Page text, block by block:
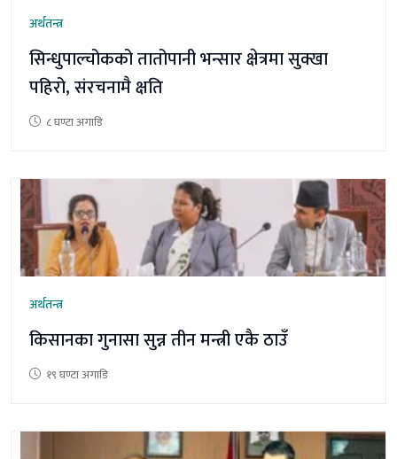
अर्थतन्त्र
सिन्धुपाल्चोकको तातोपानी भन्सार क्षेत्रमा सुक्खा
पहिरो, संरचनामै क्षति
८ घण्टा अगाडि
अर्थतन्त्र
किसानका गुनासा सुन्न तीन मन्त्री एकै ठाउँ
१९ घण्टा अगाडि